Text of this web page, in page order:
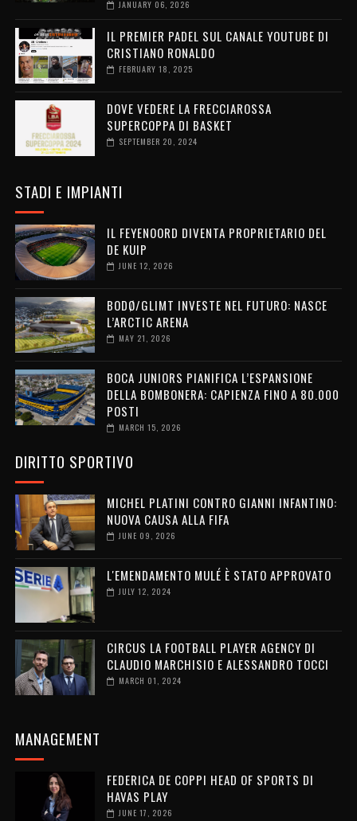
JANUARY 06, 2026
IL PREMIER PADEL SUL CANALE YOUTUBE DI
CRISTIANO RONALDO
FEBRUARY 18, 2025
DOVE VEDERE LA FRECCIAROSSA
SUPERCOPPA DI BASKET
SEPTEMBER 20, 2024
STADI E IMPIANTI
IL FEYENOORD DIVENTA PROPRIETARIO DEL
DE KUIP
JUNE 12, 2026
BODØ/GLIMT INVESTE NEL FUTURO: NASCE
L’ARCTIC ARENA
MAY 21, 2026
BOCA JUNIORS PIANIFICA L’ESPANSIONE
DELLA BOMBONERA: CAPIENZA FINO A 80.000
POSTI
MARCH 15, 2026
DIRITTO SPORTIVO
MICHEL PLATINI CONTRO GIANNI INFANTINO:
NUOVA CAUSA ALLA FIFA
JUNE 09, 2026
L'EMENDAMENTO MULÉ È STATO APPROVATO
JULY 12, 2024
CIRCUS LA FOOTBALL PLAYER AGENCY DI
CLAUDIO MARCHISIO E ALESSANDRO TOCCI
MARCH 01, 2024
MANAGEMENT
FEDERICA DE COPPI HEAD OF SPORTS DI
HAVAS PLAY
JUNE 17, 2026